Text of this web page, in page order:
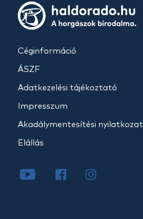
Céginformáció
ÁSZF
Adatkezelési tájékoztató
Impresszum
Akadálymentesítési nyilatkozat
Elállás